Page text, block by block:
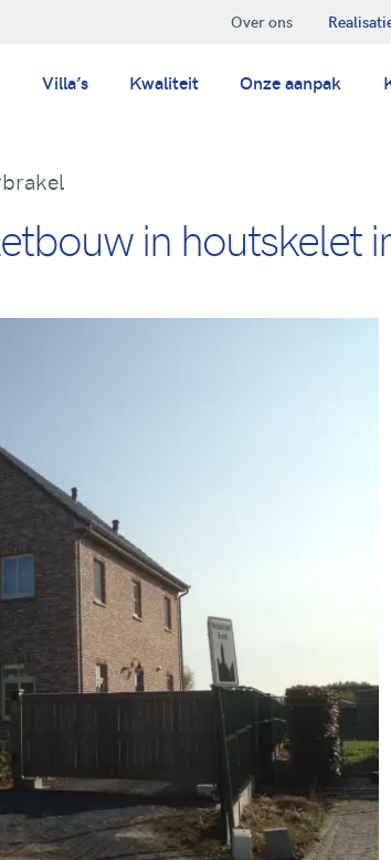
Over ons
Villa’s Kwaliteit Onze aanpak
in houtskelet